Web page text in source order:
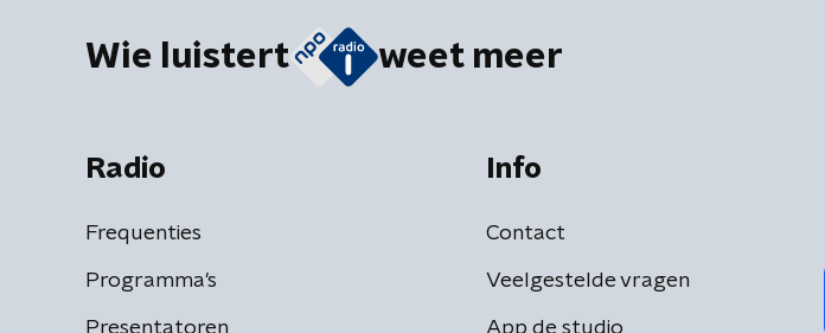
Wie luistert weet meer
Radio
Frequenties
Programma's
Presentatoren
Info
Contact
Veelgestelde vragen
App de studio